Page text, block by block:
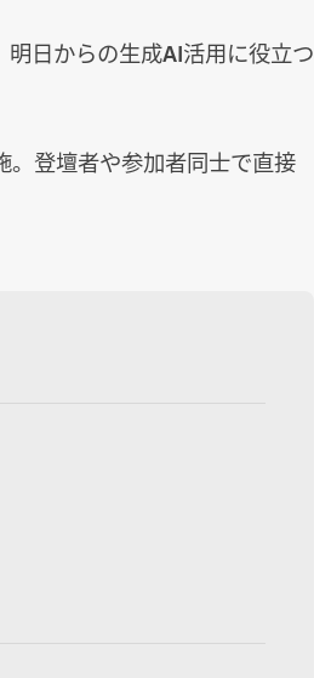
日からの生成AI活用に役立つ
。登壇者や参加者同士で直接